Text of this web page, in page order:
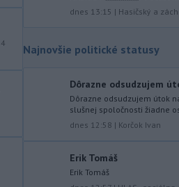
Haraslín môže v najbližšom období
zmeniť klubovú adresu. O 30-ročného
portálu isport.cz zaujíma
saudskoarabský Al-Fateh.
Vo veku 94 rokov zomrela 29.
Slovenského komorného
divadla (SKD) v Martine Helena
4
dnes 13:15 | Hasičský a
Najnovšie politické statusy
Dôrazne odsudzujem
Dôrazne odsudzujem útok
slušnej spoločnosti žiadne
dnes 12:58 | Korčok Ivan
Erik Tomáš
Erik Tomáš